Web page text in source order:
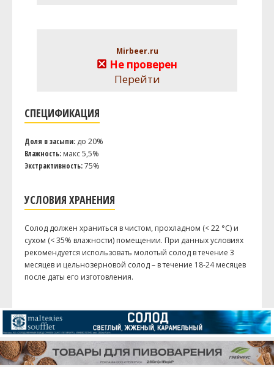
Mirbeer.ru
Не проверен
Перейти
СПЕЦИФИКАЦИЯ
Доля в засыпи: до 20%
Влажность: макс 5,5%
Экстрактивность:75%
УСЛОВИЯ ХРАНЕНИЯ
Солод должен храниться в чистом, прохладном (< 22 °C) и
сухом (< 35% влажности) помещении. При данных условиях
рекомендуется использовать молотый солод в течение 3
месяцев и цельнозерновой солод – в течение 18-24 месяцев
после даты его изготовления.